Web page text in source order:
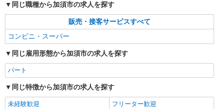
★通勤手当、家族手当、住宅手当、時間外勤務
手当など ※2026年4月給与改定
らお車で通える範囲内での配属となります。 （車
で１時間の範囲が目安です） 人員状況により、応
募店舗への配属とは限りませんので予めご了承く
ださい。 なお、ご自宅からの通勤が困難な方に
は、借上社宅を用意しますので、安心して働けま
す。
キープ 詳細を見る
同じ職種から加須市の求人を探す
販売・接客サービスすべて
コンビニ・スーパー
同じ雇用形態から加須市の求人を探す
パート
同じ特徴から加須市の求人を探す
未経験歓迎
フリーター歓迎